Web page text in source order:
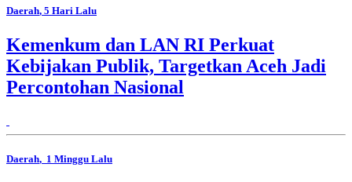
Daerah, 5 Hari Lalu
Kemenkum dan LAN RI Perkuat
Kebijakan Publik, Targetkan Aceh Jadi
Percontohan Nasional
Daerah, 1 Minggu Lalu